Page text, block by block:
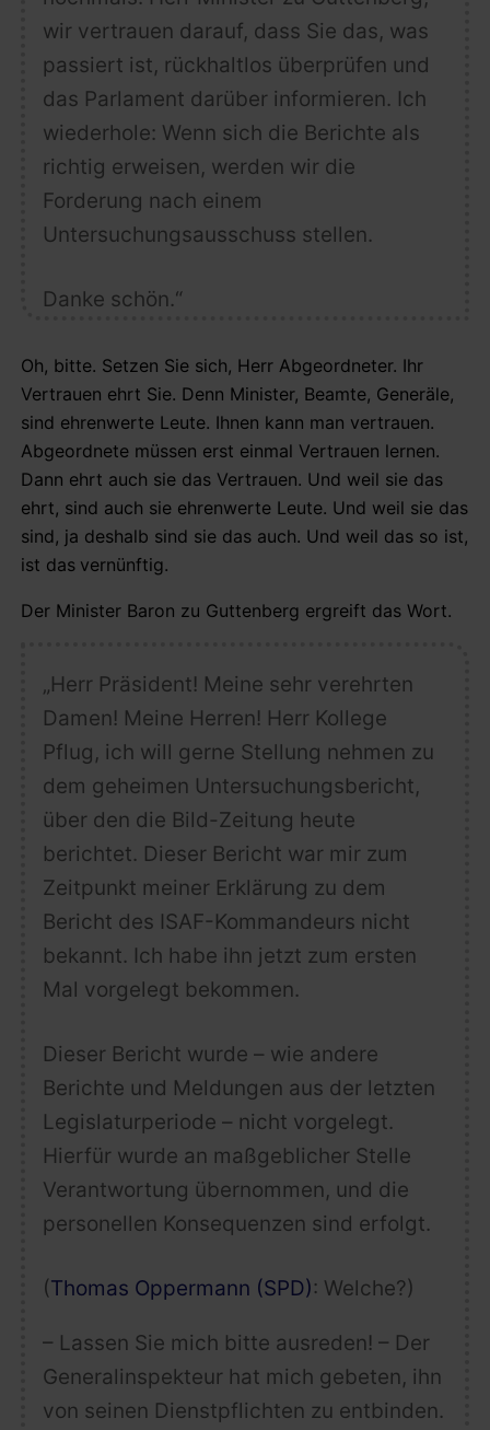
wir vertrauen darauf, dass Sie das, was
passiert ist, rückhaltlos überprüfen und
das Parlament darüber informieren. Ich
wiederhole: Wenn sich die Berichte als
richtig erweisen, werden wir die
Forderung nach einem
Untersuchungsausschuss stellen.
Danke schön.“
Oh, bitte. Setzen Sie sich, Herr Abgeordneter. Ihr
Vertrauen ehrt Sie. Denn Minister, Beamte, Generäle,
sind ehrenwerte Leute. Ihnen kann man vertrauen.
Abgeordnete müssen erst einmal Vertrauen lernen.
Dann ehrt auch sie das Vertrauen. Und weil sie das
ehrt, sind auch sie ehrenwerte Leute. Und weil sie das
sind, ja deshalb sind sie das auch. Und weil das so ist,
ist das vernünftig.
Der Minister Baron zu Guttenberg ergreift das Wort.
„Herr Präsident! Meine sehr verehrten
Damen! Meine Herren! Herr Kollege
Pflug, ich will gerne Stellung nehmen zu
dem geheimen Untersuchungsbericht,
über den die Bild-Zeitung heute
berichtet. Dieser Bericht war mir zum
Zeitpunkt meiner Erklärung zu dem
Bericht des ISAF-Kommandeurs nicht
bekannt. Ich habe ihn jetzt zum ersten
Mal vorgelegt bekommen.
Dieser Bericht wurde – wie andere
Berichte und Meldungen aus der letzten
Legislaturperiode – nicht vorgelegt.
Hierfür wurde an maßgeblicher Stelle
Verantwortung übernommen, und die
personellen Konsequenzen sind erfolgt.
(Thomas Oppermann (SPD): Welche?)
– Lassen Sie mich bitte ausreden! – Der
Generalinspekteur hat mich gebeten, ihn
von seinen Dienstpflichten zu entbinden.